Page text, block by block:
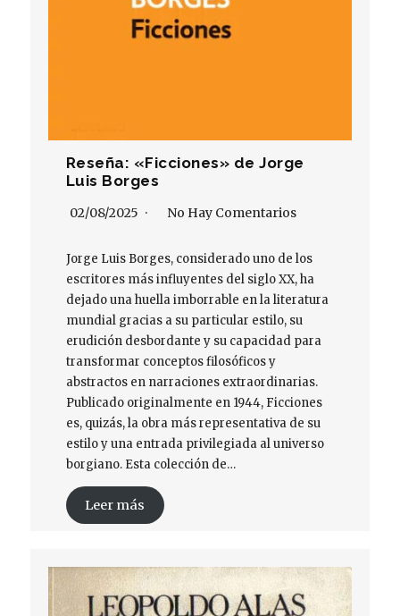
Reseña: «Ficciones» de Jorge
Luis Borges
02/08/2025 No Hay Comentarios
Jorge Luis Borges, considerado uno de los
escritores más influyentes del siglo XX, ha
dejado una huella imborrable en la literatura
mundial gracias a su particular estilo, su
erudición desbordante y su capacidad para
transformar conceptos filosóficos y
abstractos en narraciones extraordinarias.
Publicado originalmente en 1944, Ficciones
es, quizás, la obra más representativa de su
estilo y una entrada privilegiada al universo
borgiano. Esta colección de…
Leer más